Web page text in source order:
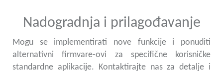
Nadogradnja i prilagođavanje
Mogu se implementirati nove funkcije i ponuditi
alternativni firmvare-ovi za specifične korisničke
standardne aplikacije. Kontaktirajte nas za detalje i